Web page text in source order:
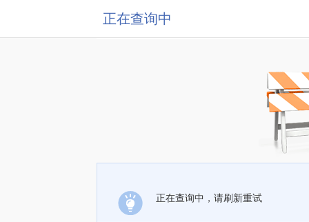
正在查询中
正在查询中，请刷新重试